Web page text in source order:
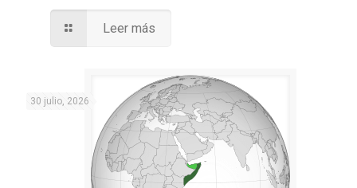
Leer más
30 julio, 2026